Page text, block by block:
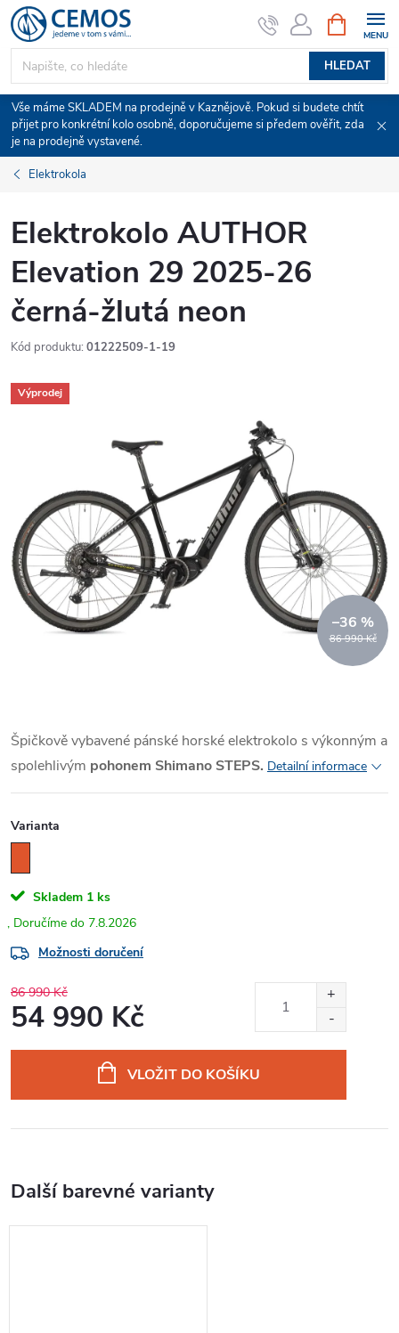
Přejít
na
obsah
HLEDAT
NÁKUPNÍ
KOŠÍK
Vše máme SKLADEM na prodejně v Kaznějově. Pokud si budete chtít
přijet pro konkrétní kolo osobně, doporučujeme si předem ověřit, zda
je na prodejně vystavené.
Elektrokola
Elektrokolo AUTHOR
Elevation 29 2025-26
černá-žlutá neon
Kód produktu: 01222509-1-19
Výprodej
86 990 Kč
–36 %
Špičkově vybavené pánské horské elektrokolo s výkonným a
spolehlivým pohonem Shimano STEPS. Detailní informace
Varianta
Skladem 1 ks
7.8.2026
Možnosti doručení
86 990 Kč
54 990 Kč
VLOŽIT DO KOŠÍKU